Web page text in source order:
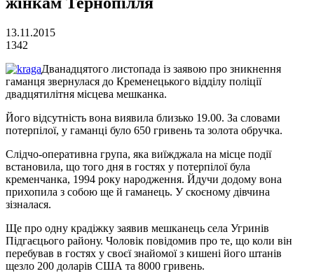
13.11.2015
1342
Дванадцятого листопада із заявою про зникнення
гаманця звернулася до Кременецького відділу поліції
двадцятилітня місцева мешканка.
Його відсутність вона виявила близько 19.00. За словами
потерпілої, у гаманці було 650 гривень та золота обручка.
Слідчо-оперативна група, яка виїжджала на місце події
встановила, що того дня в гостях у потерпілої була
кременчанка, 1994 року народження. Йдучи додому вона
прихопила з собою ще й гаманець. У скоєному дівчина
зізналася.
Ще про одну крадіжку заявив мешканець села Угринів
Підгаєцього району. Чоловік повідомив про те, що коли він
перебував в гостях у своєї знайомої з кишені його штанів
щезло 200 доларів США та 8000 гривень.